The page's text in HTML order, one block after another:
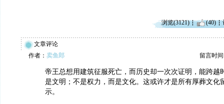
浏览(3121) (40)
文章评论
作者： 卖鱼郎 留言时间
帝王总想用建筑征服死亡，而历史却一次次证明，能跨越
是文明；不是权力，而是文化。这或许才是所有厚葬文化
示。